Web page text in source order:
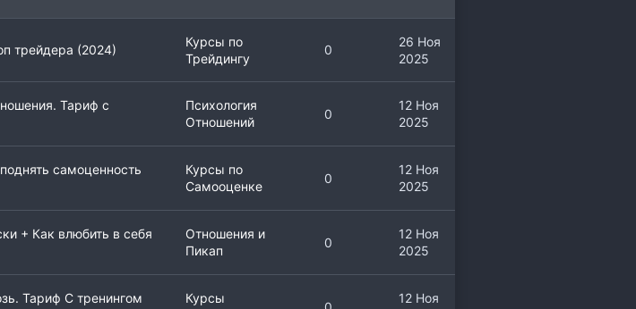
трейдера (2024)
Курсы по
Трейдингу
0
26 Ноя
2025
Тариф с
Психология
Отношений
0
12 Ноя
2025
самоценность
Курсы по
Самооценке
0
12 Ноя
2025
+ Как влюбить в себя
Отношения и
Пикап
0
12 Ноя
2025
Тариф С тренингом
Курсы
12 Ноя